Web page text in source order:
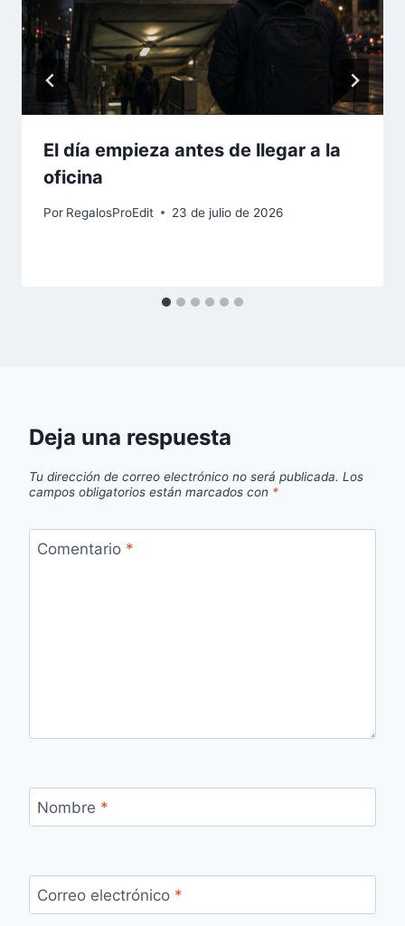
El día empieza antes de llegar a la
oficina
Por RegalosProEdit 23 de julio de 2026
Deja una respuesta
Tu dirección de correo electrónico no será publicada. Los
campos obligatorios están marcados con *
Comentario *
Nombre *
Correo electrónico *